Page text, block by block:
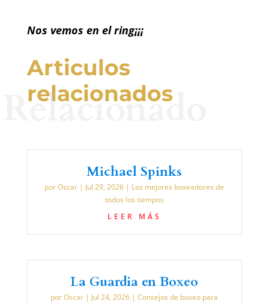
Nos vemos en el ring¡¡¡
Articulos
relacionados
Relacionado
Michael Spinks
porOscar | Jul 29, 2026 | Los mejores boxeadores de
todos los tiempos
LEER MÁS
La Guardia en Boxeo
porOscar | Jul 24, 2026 |Consejos de boxeo para